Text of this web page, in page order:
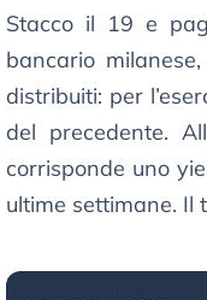
Stacco il 19 e
bancario
distribuiti: per
del precedente.
corrisponde uno
ultime settimane. Il